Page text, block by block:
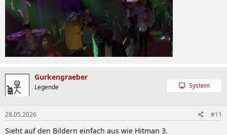
Gurkengraeber
Legende System
28.05.2026 #11
Sieht auf den Bildern einfach aus wie Hitman 3.